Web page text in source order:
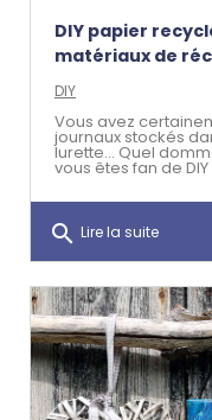
DIY papier
matériaux de
DIY
Vous avez
journaux stockés
lurette… Quel
vous êtes fan de
search Lire la suite